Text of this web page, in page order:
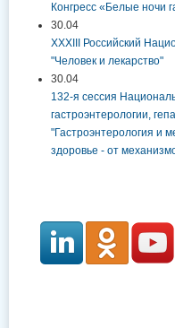
Конгресс «Белые ночи
30.04
XXXIII Российский
"Человек и лекарство"
30.04
132-я сессия
гастроэнтерологии,
"Гастроэнтерология и
здоровье - от